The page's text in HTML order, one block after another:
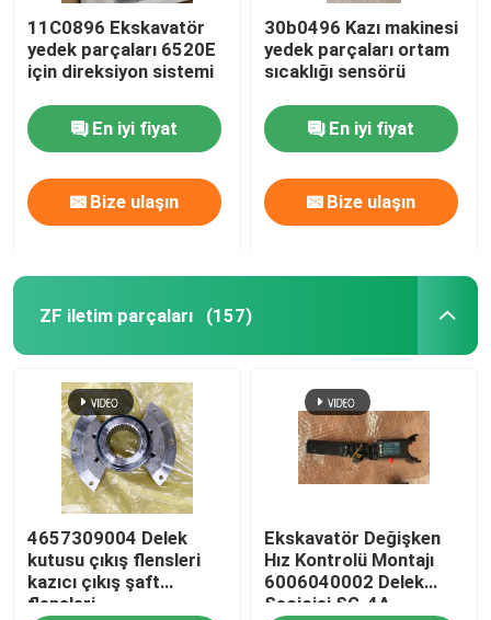
11C0896 Ekskavatör
yedek parçaları 6520E
için direksiyon sistemi
En iyi fiyat
Bize ulaşın
30b0496 Kazı makinesi
yedek parçaları ortam
sıcaklığı sensörü
En iyi fiyat
Bize ulaşın
ZF iletim parçaları (157)
4657309004 Delek
kutusu çıkış flensleri
kazıcı çıkış şaft
flensleri
Ekskavatör Değişken
Hız Kontrolü Montajı
6006040002 Delek
Seçicisi SG-4A